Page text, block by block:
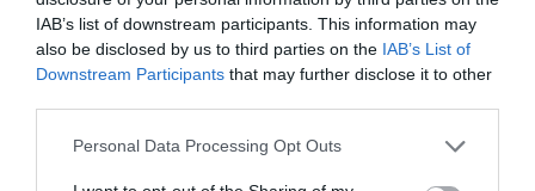
IAB’s list of downstream participants. This information may
also be disclosed by us to third parties on the IAB’s List of
Downstream Participants that may further disclose it to other
Personal Data Processing Opt Outs